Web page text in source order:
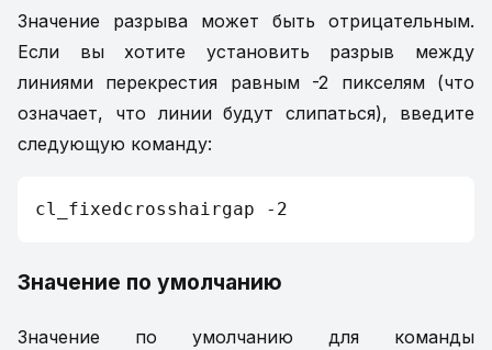
Значение разрыва может быть отрицательным.
Если вы хотите установить разрыв между
линиями перекрестия равным -2 пикселям (что
означает, что линии будут слипаться), введите
следующую команду:
cl_fixedcrosshairgap -2
Значение по умолчанию
Значение по умолчанию для команды